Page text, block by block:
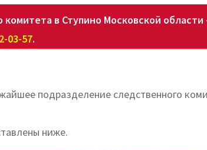
в Ступино Московской области
03-57.
подразделение следственного
ниже.